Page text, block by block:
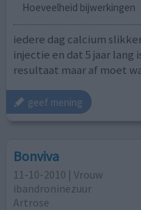
Hoeveelheid bijwerkingen
iedere dag calcium
injectie en dat 5 jaar lang
resultaat maar af moet
geef mening
Bonviva
11-10-2010 | Vrouw
ibandroninezuur
Artrose